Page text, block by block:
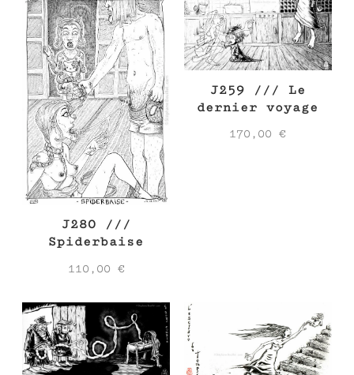
J280 ///
Spiderbaise
110,00 €
J259 /// Le
dernier voyage
170,00€